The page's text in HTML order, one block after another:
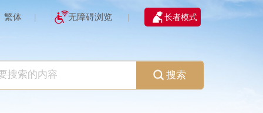
繁体 | 无障碍浏览 | 长者模式
搜索